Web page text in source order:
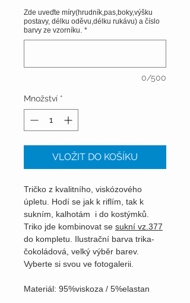
Zde uveďte míry(hrudník,pas,boky,výšku
postavy, délku oděvu,délku rukávu) a číslo
barvy ze vzorníku. *
0/500
Množství *
VLOŽIT DO KOŠÍKU
Tričko z kvalitního, viskózového
úpletu. Hodí se jak k riflím, tak k
sukním, kalhotám i do kostýmků.
Triko jde kombinovat se sukní vz.377
do kompletu. Ilustrační barva trika-
čokoládová, velký výběr barev.
Vyberte si svou ve fotogalerii.
Materiál: 95%viskoza / 5%elastan